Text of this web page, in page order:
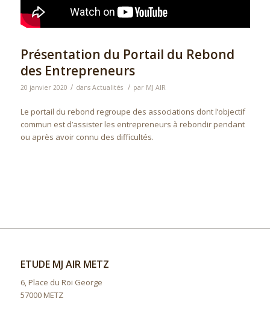
Présentation du Portail du Rebond
des Entrepreneurs
20 janvier 2020 / dans Actualités / par MJ AIR
Le portail du rebond regroupe des associations dont l’objectif
commun est d’assister les entrepreneurs à rebondir pendant
ou après avoir connu des difficultés.
ETUDE MJ AIR METZ
6, Place du Roi George
57000 METZ